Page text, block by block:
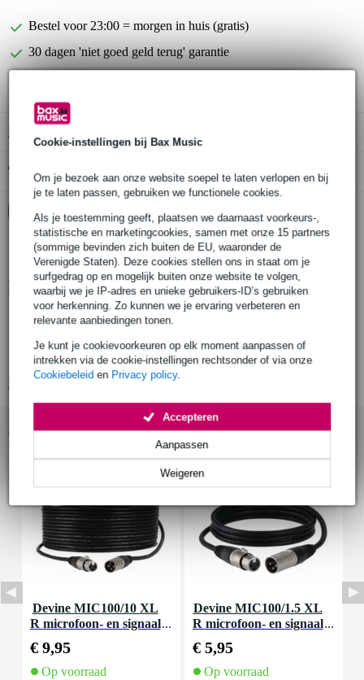
Cookie-instellingen bij Bax Music
Om je bezoek aan onze website soepel te laten verlopen en bij
je te laten passen, gebruiken we functionele cookies.
Als je toestemming geeft, plaatsen we daarnaast voorkeurs-,
statistische en marketingcookies, samen met onze 15 partners
(sommige bevinden zich buiten de EU, waaronder de
Verenigde Staten). Deze cookies stellen ons in staat om je
surfgedrag op en mogelijk buiten onze website te volgen,
waarbij we je IP-adres en unieke gebruikers-ID’s gebruiken
voor herkenning. Zo kunnen we je ervaring verbeteren en
relevante aanbiedingen tonen.
Je kunt je cookievoorkeuren op elk moment aanpassen of
intrekken via de cookie-instellingen rechtsonder of via onze
Cookiebeleid en Privacy policy.
Weigeren
Aanpassen
Accepteren
Bestel voor 23:00 = morgen in huis (gratis)
30 dagen 'niet goed geld terug' garantie
voordelen
€ 10,95 eenmalig
Productinformatie
dynamische microfoon
geluidsinlet: verfijnd staal
Bekijk alle productspecificaties
Accessoires (5)
Devine MIC100/10 XL
R microfoon- en signaal
€ 9,95
Op voorraad
Devine MIC100/1.5 XL
R microfoon- en signaal
€ 5,95
Op voorraad